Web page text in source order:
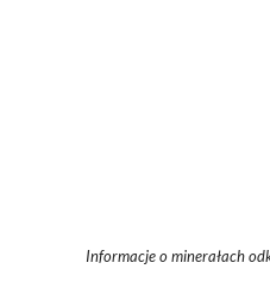
Informacje o minerałach